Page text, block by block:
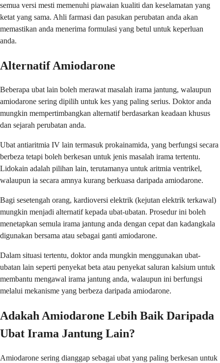
semua versi mesti memenuhi piawaian kualiti dan keselamatan yang
ketat yang sama. Ahli farmasi dan pasukan perubatan anda akan
memastikan anda menerima formulasi yang betul untuk keperluan
anda.
Alternatif Amiodarone
Beberapa ubat lain boleh merawat masalah irama jantung, walaupun
amiodarone sering dipilih untuk kes yang paling serius. Doktor anda
mungkin mempertimbangkan alternatif berdasarkan keadaan khusus
dan sejarah perubatan anda.
Ubat antiaritmia IV lain termasuk prokainamida, yang berfungsi secara
berbeza tetapi boleh berkesan untuk jenis masalah irama tertentu.
Lidokain adalah pilihan lain, terutamanya untuk aritmia ventrikel,
walaupun ia secara amnya kurang berkuasa daripada amiodarone.
Bagi sesetengah orang, kardioversi elektrik (kejutan elektrik terkawal)
mungkin menjadi alternatif kepada ubat-ubatan. Prosedur ini boleh
menetapkan semula irama jantung anda dengan cepat dan kadangkala
digunakan bersama atau sebagai ganti amiodarone.
Dalam situasi tertentu, doktor anda mungkin menggunakan ubat-
ubatan lain seperti penyekat beta atau penyekat saluran kalsium untuk
membantu mengawal irama jantung anda, walaupun ini berfungsi
melalui mekanisme yang berbeza daripada amiodarone.
Adakah Amiodarone Lebih Baik Daripada
Ubat Irama Jantung Lain?
Amiodarone sering dianggap sebagai ubat yang paling berkesan untuk